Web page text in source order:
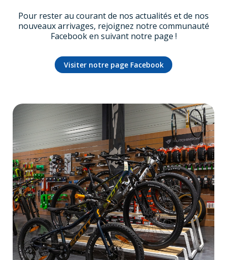
Pour rester au courant de nos actualités et de nos
nouveaux arrivages, rejoignez notre communauté
Facebook en suivant notre page !
Visiter notre page Facebook